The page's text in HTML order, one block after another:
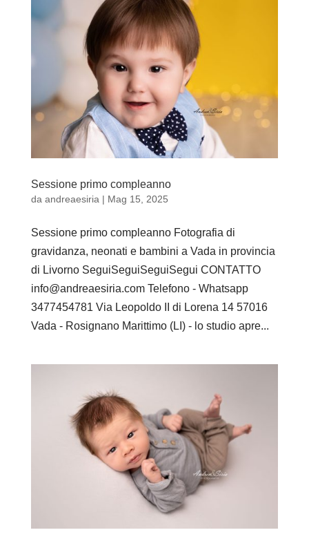
Sessione primo compleanno
da andreaesiria | Mag 15, 2025
Sessione primo compleanno Fotografia di
gravidanza, neonati e bambini a Vada in provincia
di Livorno SeguiSeguiSeguiSegui CONTATTO
info@andreaesiria.com Telefono - Whatsapp
3477454781 Via Leopoldo II di Lorena 14 57016
Vada - Rosignano Marittimo (LI) - lo studio apre...